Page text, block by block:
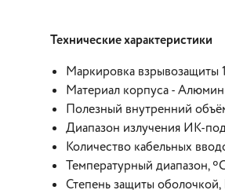
Технические характеристики
Маркировка
Материал корпуса -
Полезный внутренний
Диапазон излучения ИК-
Количество кабельных
Температурный диапазон,
Степень защиты